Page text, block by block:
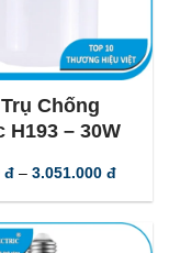
Chống
H193 – 30W
đ – 3.051.000đKhoảng
từ
đến